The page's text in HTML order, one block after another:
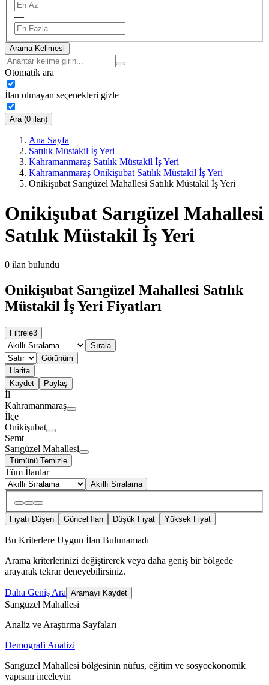
—
Arama Kelimesi
Otomatik ara
İlan olmayan seçenekleri gizle
Ara (0 ilan)
Ana Sayfa
Satılık Müstakil İş Yeri
Kahramanmaraş Satılık Müstakil İş Yeri
Kahramanmaraş Onikişubat Satılık Müstakil İş Yeri
Onikişubat Sarıgüzel Mahallesi Satılık Müstakil İş Yeri
Onikişubat Sarıgüzel Mahallesi
Satılık Müstakil İş Yeri
0 ilan bulundu
Onikişubat Sarıgüzel Mahallesi Satılık
Müstakil İş Yeri Fiyatları
Filtrele3
Sırala
Görünüm
Harita
Kaydet
Paylaş
İl
Kahramanmaraş
İlçe
Onikişubat
Semt
Sarıgüzel Mahallesi
Tümünü Temizle
Tüm İlanlar
Akıllı Sıralama
Fiyatı Düşen Güncel İlan Düşük Fiyat Yüksek Fiyat
Bu Kriterlere Uygun İlan Bulunamadı
Arama kriterlerinizi değiştirerek veya daha geniş bir bölgede
arayarak tekrar deneyebilirsiniz.
Daha Geniş Ara Aramayı Kaydet
Sarıgüzel Mahallesi
Analiz ve Araştırma Sayfaları
Demografi Analizi
Sarıgüzel Mahallesi bölgesinin nüfus, eğitim ve sosyoekonomik
yapısını inceleyin